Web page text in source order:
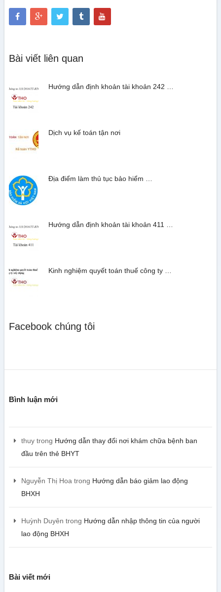
Bài viết liên quan
Hướng dẫn định khoản tài khoản 242 …
Dịch vụ kế toán tận nơi
Địa điểm làm thủ tục bảo hiểm …
Hướng dẫn định khoản tài khoản 411 …
Kinh nghiệm quyết toán thuế công ty …
Facebook chúng tôi
Bình luận mới
thuytrong Hướng dẫn thay đổi nơi khám chữa bệnh ban
đầu trên thẻ BHYT
Nguyễn Thị Hoatrong Hướng dẫn báo giảm lao động
BHXH
Huỳnh Duyên trong Hướng dẫn nhập thông tin của người
lao động BHXH
Bài viết mới